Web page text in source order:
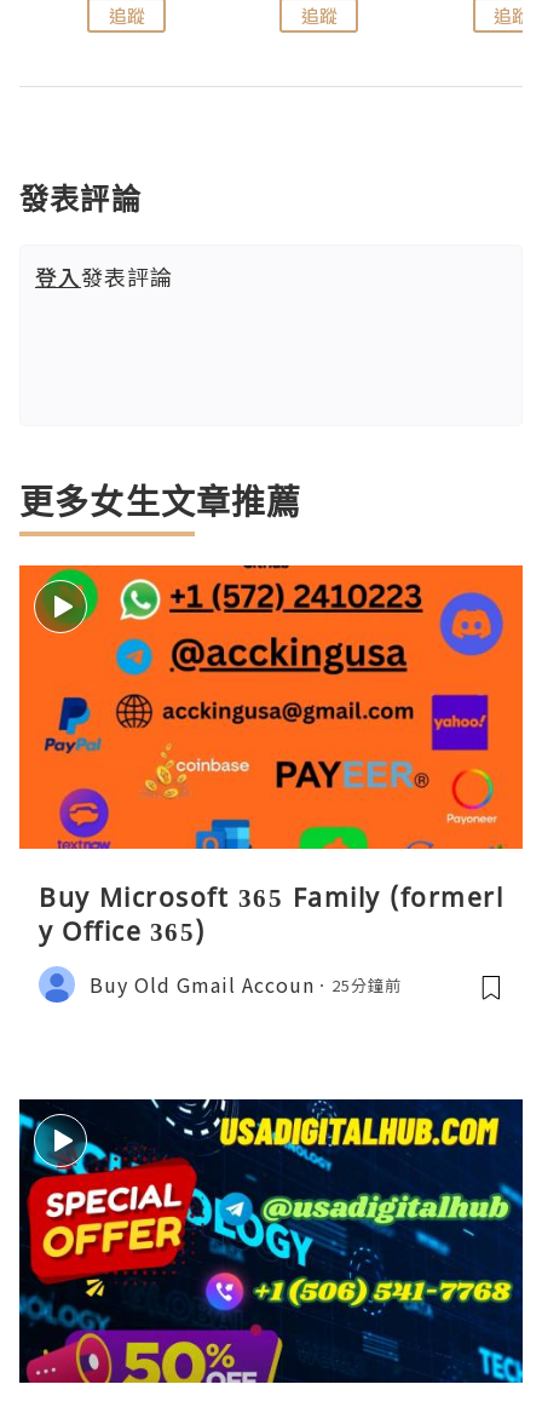
追蹤 追蹤 追蹤
發表評論
登入發表評論
更多女生文章推薦
Buy Microsoft 365 Family (formerl
y Office 365)
Buy Old Gmail Accoun 25分鐘前